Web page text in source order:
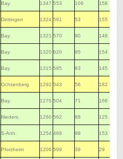
Bay. 1347 553 106 158
Dettingen 1324 591 53 155
Bay. 1321 570 90 148
Bay. 1320 620 95 154
Bay. 1315 585 83 145
Ochsenberg 1292 543 56 182
Bay. 1276 504 71 166
Nieders. 1260 562 88 125
S-Anh. 1254 468 98 153
Pforzheim 1206 599 39 29